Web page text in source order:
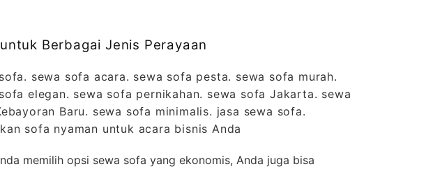
Berbagai Jenis Perayaan
sewa sofa acara. sewa sofa pesta. sewa sofa murah.
elegan. sewa sofa pernikahan. sewa sofa Jakarta. sewa
Baru. sewa sofa minimalis. jasa sewa sofa.
sofa nyaman untuk acara bisnis Anda
memilih opsi sewa sofa yang ekonomis, Anda juga bisa